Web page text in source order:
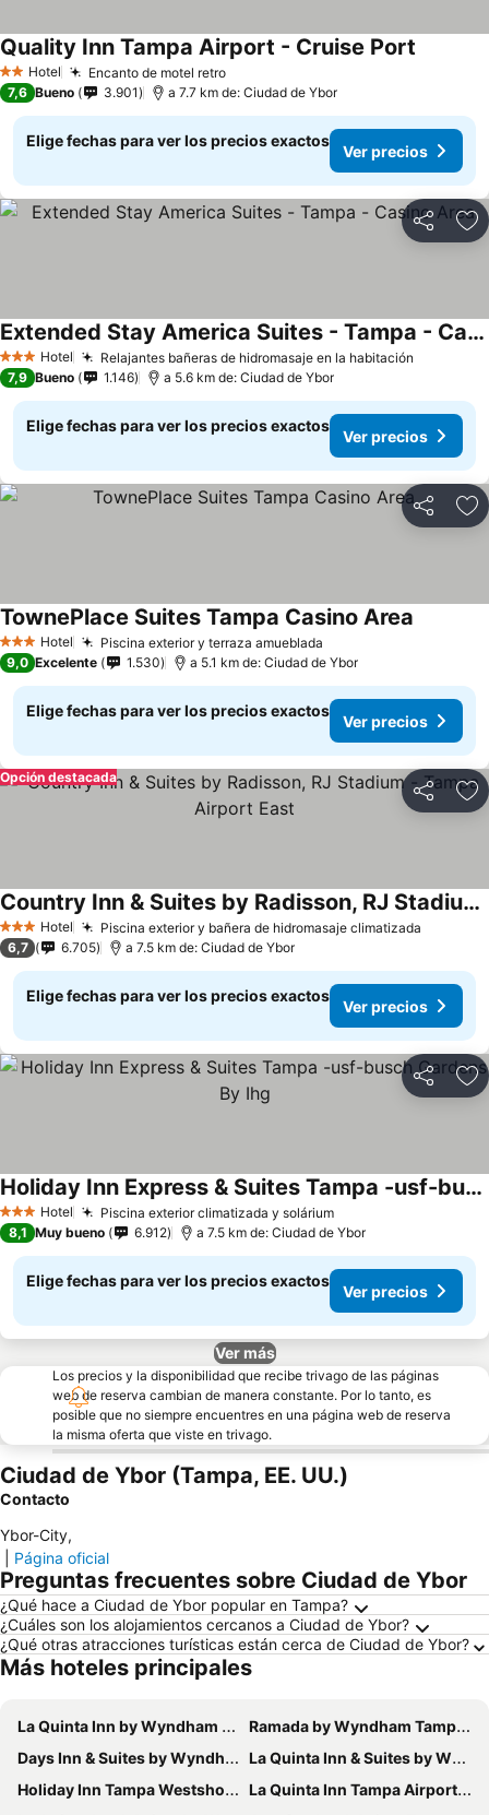
2 Estrellas
Hotel Encanto de motel retro
Quality Inn Tampa Airport - Cruise Port
7,6 Bueno 3.901 a 7.7 km de: Ciudad de Ybor
Elige fechas para ver los precios exactos
Ver precios
Compartir
3 Estrellas
Hotel Relajantes bañeras de hidromasaje en la habitación
Extended Stay America Suites - Tampa - Casino Area
7,9 Bueno 1.146 a 5.6 km de: Ciudad de Ybor
Elige fechas para ver los precios exactos
Ver precios
Compartir
3 Estrellas
Hotel Piscina exterior y terraza amueblada
TownePlace Suites Tampa Casino Area
9,0 Excelente 1.530 a 5.1 km de: Ciudad de Ybor
Elige fechas para ver los precios exactos
Ver precios
Compartir
Opción destacada
3 Estrellas
Hotel Piscina exterior y bañera de hidromasaje climatizada
Country Inn & Suites by Radisson, RJ Stadium - Tampa Airport East
6,7 6.705 a 7.5 km de: Ciudad de Ybor
Elige fechas para ver los precios exactos
Ver precios
Compartir
3 Estrellas
Hotel Piscina exterior climatizada y solárium
Holiday Inn Express & Suites Tampa -usf-busch Gardens By Ihg
8,1 Muy bueno 6.912 a 7.5 km de: Ciudad de Ybor
Elige fechas para ver los precios exactos
Ver precios
Ver más
Los precios y la disponibilidad que recibe trivago de las páginas
web de reserva cambian de manera constante. Por lo tanto, es
posible que no siempre encuentres en una página web de reserva
la misma oferta que viste en trivago.
Ciudad de Ybor (Tampa, EE. UU.)
Contacto
Ybor-City,
Página oficial
Preguntas frecuentes sobre Ciudad de Ybor
¿Qué hace a Ciudad de Ybor popular en Tampa?
¿Cuáles son los alojamientos cercanos a Ciudad de Ybor?
¿Qué otras atracciones turísticas están cerca de Ciudad de Ybor?
Más hoteles principales
La Quinta Inn by Wyndham Tampa Near Busch Gardens
Ramada by Wyndham Tampa Westshore Airport South
Days Inn & Suites by Wyndham Tampa near Ybor City
La Quinta Inn & Suites by Wyndham Tampa Brandon West
Holiday Inn Tampa Westshore - Airport Area By Ihg
La Quinta Inn Tampa Airport Stadium Westshore